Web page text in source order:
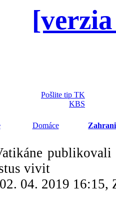
Pošlite tip TK
KBS
Domáce
publikovali
vivit
04. 2019 16:15,